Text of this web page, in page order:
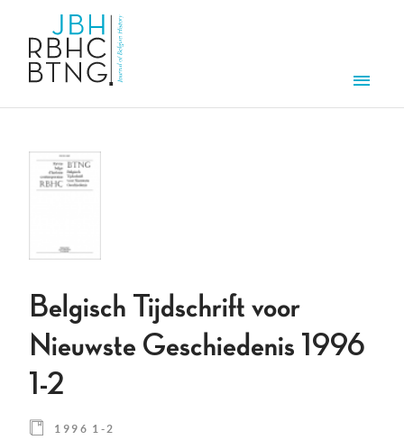
Belgisch Tijdschrift voor
Nieuwste Geschiedenis 1996
1-2
1996 1-2